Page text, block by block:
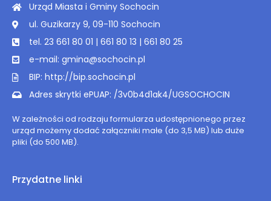
Urząd Miasta i Gminy Sochocin
ul. Guzikarzy 9, 09-110 Sochocin
tel. 23 661 80 01 | 661 80 13 | 661 80 25
e-mail: gmina@sochocin.pl
BIP: http://bip.sochocin.pl
Adres skrytki ePUAP: /3v0b4d1ak4/UGSOCHOCIN
W zależności od rodzaju formularza udostępnionego przez
urząd możemy dodać załączniki małe (do 3,5 MB) lub duże
pliki (do 500 MB).
Przydatne linki